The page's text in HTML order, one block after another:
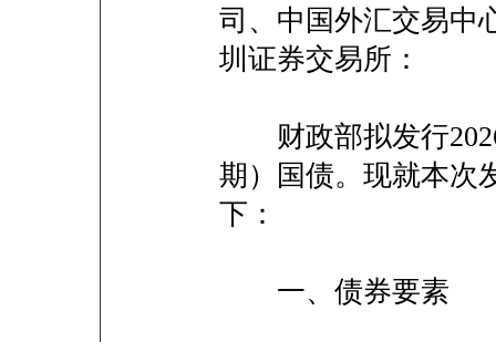
司、中国外汇交易中
圳证券交易所：
财政部拟发行
期）国债。现就本次
下：
一、债券要素